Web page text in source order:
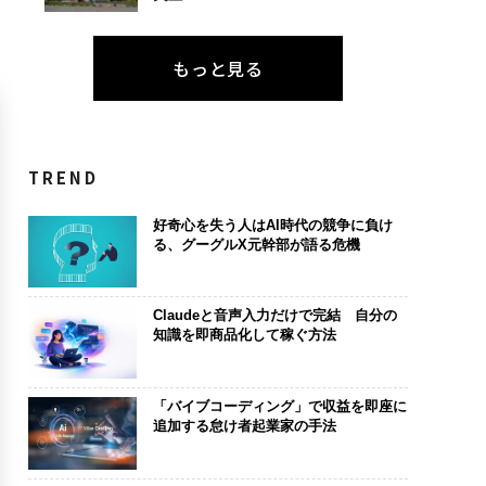
もっと見る
TREND
好奇心を失う人はAI時代の競争に負け
る、グーグルX元幹部が語る危機
Claudeと音声入力だけで完結 自分の
知識を即商品化して稼ぐ方法
「バイブコーディング」で収益を即座に
追加する怠け者起業家の手法